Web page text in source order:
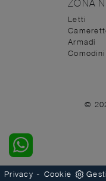
ZONA
Letti
Armadi
Comodini
©
Privacy - Cookie